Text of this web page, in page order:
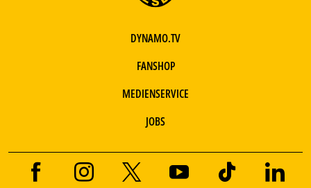
DYNAMO.TV
FANSHOP
MEDIENSERVICE
JOBS